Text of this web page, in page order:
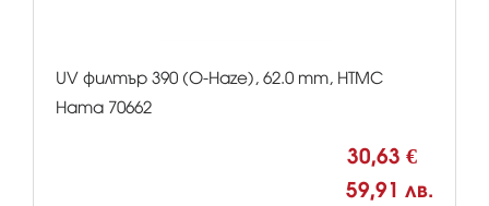
UV филтър 390 (O-Haze), 62.0 mm, HTMC
Hama 70662
30,63 €
59,91 лв.